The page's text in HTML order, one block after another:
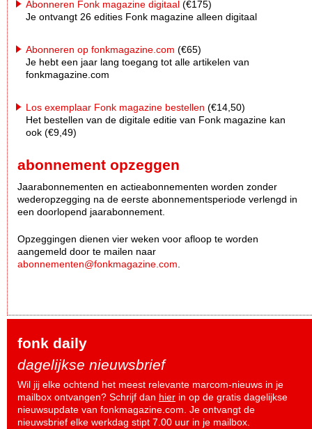
Abonneren Fonk magazine digitaal (€175)
Je ontvangt 26 edities Fonk magazine alleen digitaal
Abonneren op fonkmagazine.com (€65)
Je hebt een jaar lang toegang tot alle artikelen van
fonkmagazine.com
Los exemplaar Fonk magazine bestellen (€14,50)
Het bestellen van de digitale editie van Fonk magazine kan
ook (€9,49)
abonnement opzeggen
Jaarabonnementen en actieabonnementen worden zonder
wederopzegging na de eerste abonnementsperiode verlengd in
een doorlopend jaarabonnement.
Opzeggingen dienen vier weken voor afloop te worden
aangemeld door te mailen naar
abonnementen@fonkmagazine.com.
fonk daily
dagelijkse nieuwsbrief
Wil jij elke ochtend het meest relevante marcom-nieuws in je
mailbox ontvangen? Schrijf dan hier in op de gratis dagelijkse
nieuwsupdate van fonkmagazine.com. Je ontvangt de
nieuwsbrief elke werkdag stipt 7.00 uur in je mailbox.